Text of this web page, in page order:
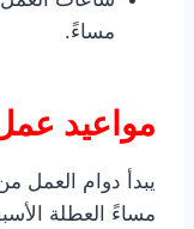
مساءً.
مواعيد
مساءً العطلة